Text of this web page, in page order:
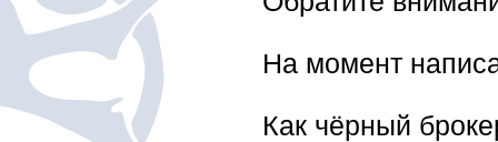
На момент
Как чёрный